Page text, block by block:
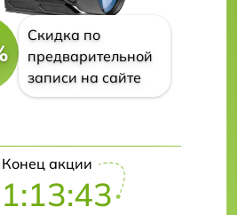
Скидка по
предварительной
записи на сайте
Конец акции